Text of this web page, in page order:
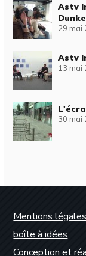
Astv
29 mai
Astv
13 mai
30 mai
Mentions légales
boîte à idées
Conception et